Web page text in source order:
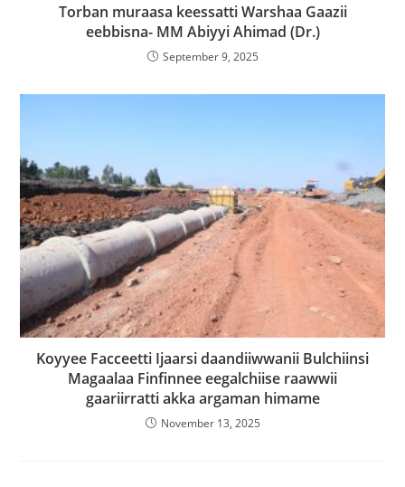
Torban muraasa keessatti Warshaa Gaazii
eebbisna- MM Abiyyi Ahimad (Dr.)
September 9, 2025
Koyyee Facceetti Ijaarsi daandiiwwanii Bulchiinsi
Magaalaa Finfinnee eegalchiise raawwii
gaariirratti akka argaman himame
November 13, 2025